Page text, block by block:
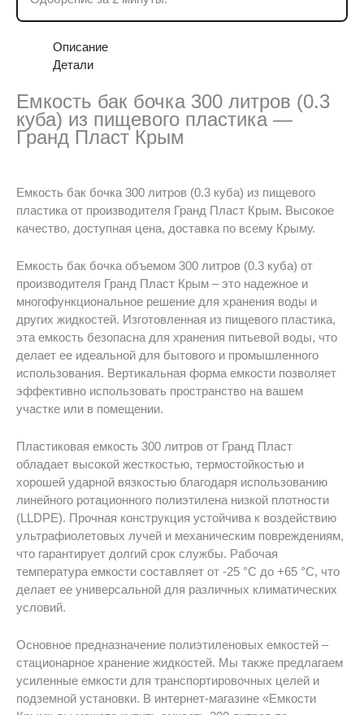
Описание
Детали
Емкость бак бочка 300 литров (0.3
куба) из пищевого пластика —
Гранд Пласт Крым
Емкость бак бочка 300 литров (0.3 куба) из пищевого
пластика от производителя Гранд Пласт Крым. Высокое
качество, доступная цена, доставка по всему Крыму.
Емкость бак бочка объемом 300 литров (0.3 куба) от
производителя Гранд Пласт Крым – это надежное и
многофункциональное решение для хранения воды и
других жидкостей. Изготовленная из пищевого пластика,
эта емкость безопасна для хранения питьевой воды, что
делает ее идеальной для бытового и промышленного
использования. Вертикальная форма емкости позволяет
эффективно использовать пространство на вашем
участке или в помещении.
Пластиковая емкость 300 литров от Гранд Пласт
обладает высокой жесткостью, термостойкостью и
хорошей ударной вязкостью благодаря использованию
линейного ротационного полиэтилена низкой плотности
(LLDPE). Прочная конструкция устойчива к воздействию
ультрафиолетовых лучей и механическим повреждениям,
что гарантирует долгий срок службы. Рабочая
температура емкости составляет от -25 °C до +65 °C, что
делает ее универсальной для различных климатических
условий.
Основное предназначение полиэтиленовых емкостей –
стационарное хранение жидкостей. Мы также предлагаем
усиленные емкости для транспортировочных целей и
подземной установки. В интернет-магазине «Емкости